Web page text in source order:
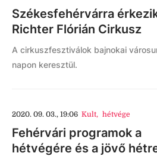
Székesfehérvárra
Richter Flórián Cirkusz
A cirkuszfesztiválok bajnokai
napon keresztül.
2020. 09. 03., 19:06 Kult, hétvége
Fehérvári programok a
hétvégére és a jövő